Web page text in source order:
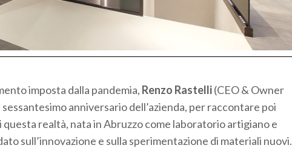
imposta dalla pandemia, Renzo Rastelli(CEO & Owner
anniversario dell’azienda, per raccontare poi
realtà, nata in Abruzzo come laboratorio artigiano e
sull’innovazione e sulla sperimentazione di materiali nuovi.